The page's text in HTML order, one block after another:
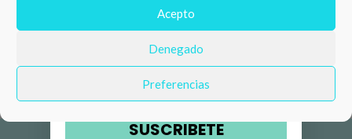
Acepto
Denegado
Preferencias
Número de teléfono
Email
SUSCRIBETE